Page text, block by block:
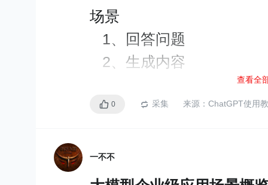
以对网页进行摘要。与
场景
1、回答问题
2、生成内容
2、使用
查看全
0 采集 来源： ChatGPT使用
一不不